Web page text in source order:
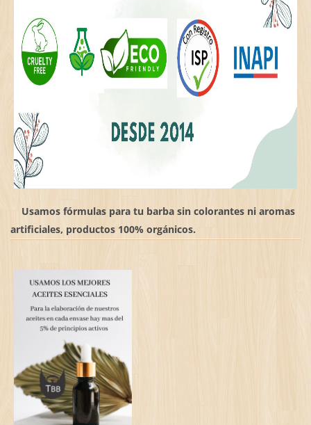
Usamos fórmulas para tu barba sin colorantes ni aromas
artificiales, productos 100% orgánicos.